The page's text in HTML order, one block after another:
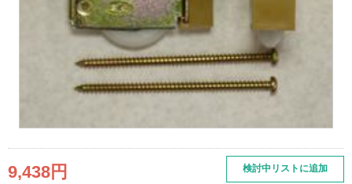
9,438円 検討中リストに追加